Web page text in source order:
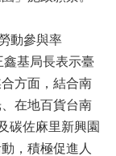
動參與率
基局長表示臺
方面，結合南
在地百貨台南
碳佐麻里新興園
，積極促進人